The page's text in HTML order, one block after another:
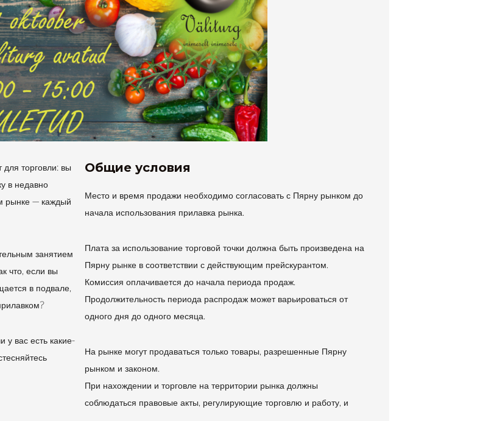
торговли: вы
в недавно
рынке — каждый
занятием
что, если вы
в подвале,
у вас есть какие-
Общие условия
Место и время продажи необходимо согласовать с Пярну рынком до
начала использования прилавка рынка.
Плата за использование торговой точки должна быть произведена на
Пярну рынке в соответствии с действующим прейскурантом.
Комиссия оплачивается до начала периода продаж.
Продолжительность периода распродаж может варьироваться от
одного дня до одного месяца.
На рынке могут продаваться только товары, разрешенные Пярну
рынком и законом.
При нахождении и торговле на территории рынка должны
соблюдаться правовые акты, регулирующие торговлю и работу, и